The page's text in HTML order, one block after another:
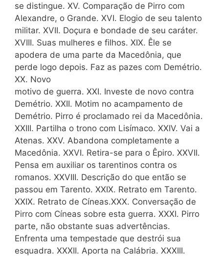
se distingue. XV. Comparação de Pirro com
Alexandre, o Grande. XVI. Elogio de seu talento
militar. XVII. Doçura e bondade de seu caráter.
XVIII. Suas mulheres e filhos. XIX. Êle se
apodera de uma parte da Macedônia, que
perde logo depois. Faz as pazes com Demétrio.
XX. Novo
motivo de guerra. XXI. Investe de novo contra
Demétrio. XXII. Motim no acampamento de
Demétrio. Pirro é proclamado rei da Macedônia.
XXIII. Partilha o trono com Lisímaco. XXIV. Vai a
Atenas. XXV. Abandona completamente a
Macedônia. XXVI. Retira-se para o Êpiro. XXVII.
Pensa em auxiliar os tarentinos contra os
romanos. XXVIII. Descrição do que então se
passou em Tarento. XXIX. Retrato em Tarento.
XXIX. Retrato de Cíneas.XXX. Conversação de
Pirro com Cíneas sobre esta guerra. XXXI. Pirro
parte, não obstante suas advertências.
Enfrenta uma tempestade que destrói sua
esquadra. XXXII. Aporta na Calábria. XXXIII.